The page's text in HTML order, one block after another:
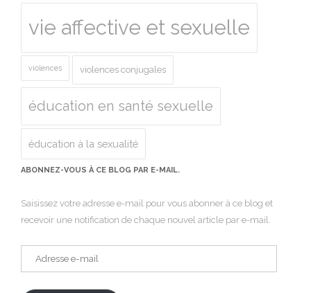
vie affective et sexuelle
violences violences conjugales
éducation en santé sexuelle
éducation à la sexualité
ABONNEZ-VOUS À CE BLOG PAR E-MAIL.
Saisissez votre adresse e-mail pour vous abonner à ce blog et
recevoir une notification de chaque nouvel article par e-mail.
Adresse
e-